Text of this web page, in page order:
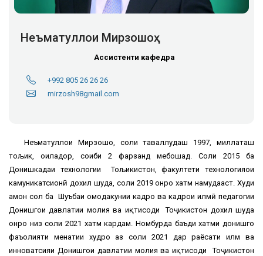
Неъматуллои Мирзошоҳ
Ассистенти кафедра
+992 805 26 26 26
mirzosh98gmail.com
Неъматуллои Мирзошоҳ, соли таваллудаш 1997, миллаташ
тољик, оиладор, соҳиби 2 фарзанд мебошад. Соли 2015 ба
Донишкадаи технологии Тољикистон, факултети технологияҳои
камуникатсионӣ дохил шуда, соли 2019 онро хатм намудааст. Худи
ҳамон сол ба Шуъбаи омодакунии кадрҳо ва кадрҳои илмӣ педагогии
Донишгоҳи давлатии молия ва иқтисоди Тоҷикистон дохил шуда
онро низ соли 2021 хатм кардам. Номбурда баъди хатми донишгоҳ
фаъолияти меҳнатии худро аз соли 2021 дар раёсати илм ва
инноватсияи Донишгоҳи давлатии молия ва иқтисоди Тоҷикистон